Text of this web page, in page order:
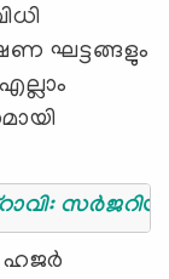
ഘട്ടങ്ങളും